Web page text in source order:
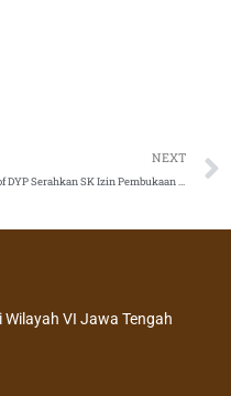
NEXT
Prof DYP Serahkan SK Izin Pembukaan Program Studi Pariwisata Program Sarjana kepada USM
VI Jawa Tengah